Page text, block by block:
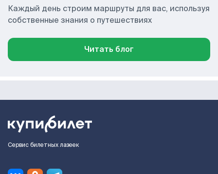
Каждый день строим маршруты для вас, используя
собственные знания о путешествиях
Читать блог
Сервис билетных лазеек